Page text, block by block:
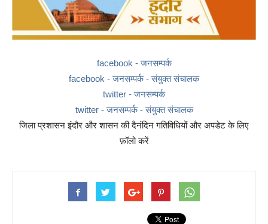
facebook - जनसम्पर्क
facebook - जनसम्पर्क - संयुक्त संचालक
twitter - जनसम्पर्क
twitter - जनसम्पर्क - संयुक्त संचालक
जिला प्रशासन इंदौर और शासन की दैनंदिन गतिविधियों और अपडेट के लिए
फ़ॉलो करें